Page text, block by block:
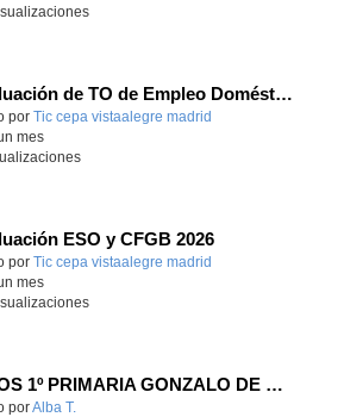
Graduación de TO de Empleo Doméstico
por Tic cepa vistaalegre madrid
mes
ESO y CFGB 2026
por Tic cepa vistaalegre madrid
mes
FOTOS 1º PRIMARIA GONZALO DE BERCEO
porAlba T.